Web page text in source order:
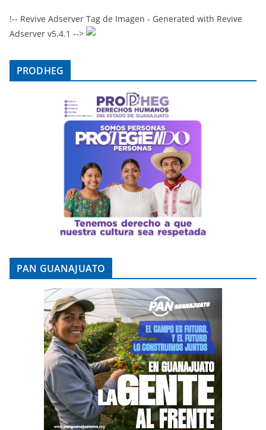
o
k
p
!-- Revive Adserver Tag de Imagen - Generated with Revive
Adserver v5.4.1 -->
PRODHEG
PAN GUANAJUATO